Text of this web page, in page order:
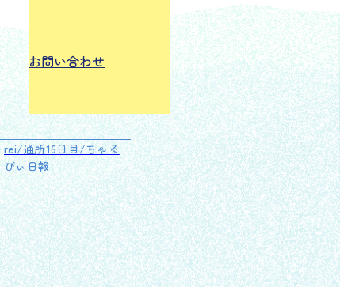
お問い合わせ
rei/通所16日目/ちゃる
びぃ日報